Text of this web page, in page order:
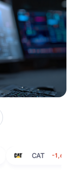
CAT -1,63%